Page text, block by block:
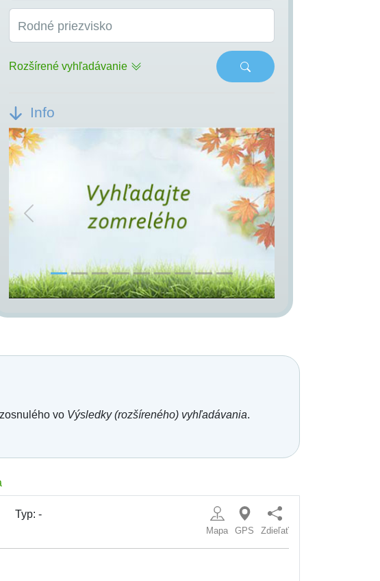
Rodné priezvisko
Rozšírené vyhľadávanie
Info
Previous Next
vo Výsledky (rozšíreného) vyhľadávania.
Typ: -
Mapa GPS Zdieľať